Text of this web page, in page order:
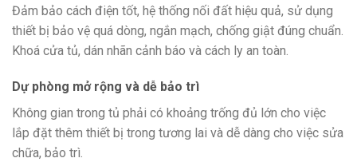
Đảm bảo cách điện tốt, hệ thống nối đất hiệu quả, sử dụng
thiết bị bảo vệ quá dòng, ngắn mạch, chống giật đúng chuẩn.
Khoá cửa tủ, dán nhãn cảnh báo và cách ly an toàn.
Dự phòng mở rộng và dễ bảo trì
Không gian trong tủ phải có khoảng trống đủ lớn cho việc
lắp đặt thêm thiết bị trong tương lai và dễ dàng cho việc sửa
chữa, bảo trì.